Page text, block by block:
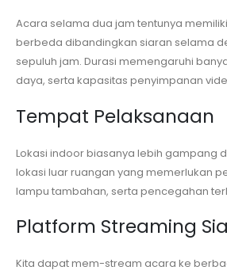
Acara selama dua jam tentunya
berbeda dibandingkan siaran selama
sepuluh jam. Durasi memengaruhi
daya, serta kapasitas penyimpanan
Tempat Pelaksanaan
Lokasi indoor biasanya lebih gampang
lokasi luar ruangan yang memerlukan
lampu tambahan, serta pencegahan
Platform Streaming
Kita dapat mem-stream acara ke